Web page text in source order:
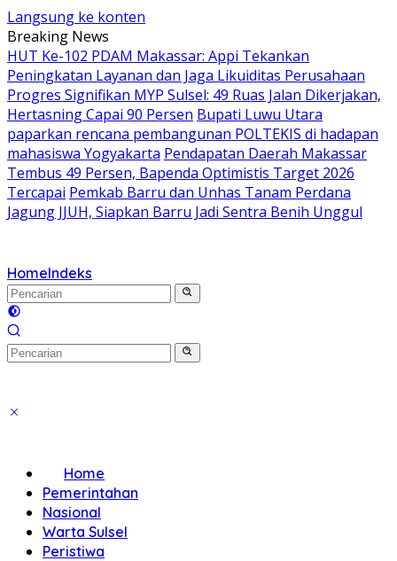
Langsung ke konten
Breaking News
HUT Ke-102 PDAM Makassar: Appi Tekankan
Peningkatan Layanan dan Jaga Likuiditas Perusahaan
Progres Signifikan MYP Sulsel: 49 Ruas Jalan Dikerjakan,
Hertasning Capai 90 Persen Bupati Luwu Utara
paparkan rencana pembangunan POLTEKIS di hadapan
mahasiswa Yogyakarta Pendapatan Daerah Makassar
Tembus 49 Persen, Bapenda Optimistis Target 2026
Tercapai Pemkab Barru dan Unhas Tanam Perdana
Jagung JJUH, Siapkan Barru Jadi Sentra Benih Unggul
HomeIndeks
Home
Pemerintahan
Nasional
Warta Sulsel
Peristiwa